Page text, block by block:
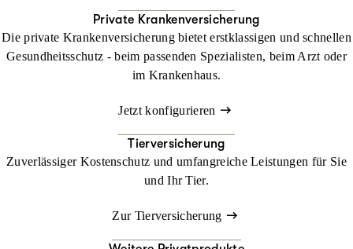
Private Krankenversicherung
Die private Krankenversicherung bietet erstklassigen und schnellen
Gesundheitsschutz - beim passenden Spezialisten, beim Arzt oder
im Krankenhaus.
Jetzt konfigurieren
Tierversicherung
Zuverlässiger Kostenschutz und umfangreiche Leistungen für Sie
und Ihr Tier.
Zur Tierversicherung